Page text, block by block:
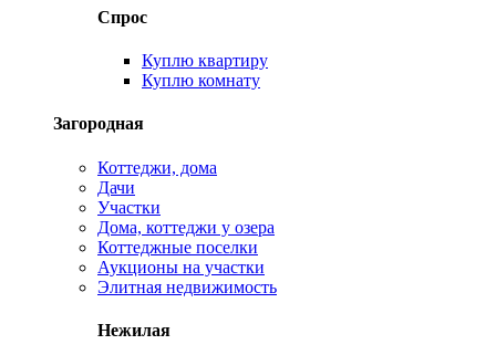
Спрос
Куплю квартиру
Куплю комнату
Загородная
Коттеджи, дома
Дачи
Участки
Дома, коттеджи у озера
Коттеджные поселки
Аукционы на участки
Элитная недвижимость
Нежилая